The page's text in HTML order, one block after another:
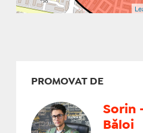
PROMOVAT DE
Sorin
Băloi